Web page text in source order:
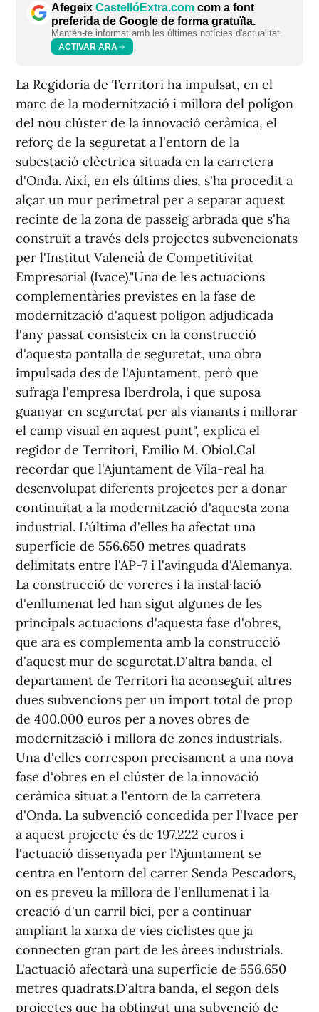
Afegeix CastellóExtra.com com a font
preferida de Google de forma gratuïta.
Mantén-te informat amb les últimes notícies d'actualitat.
ACTIVAR ARA
La Regidoria de Territori ha impulsat, en el
marc de la modernització i millora del polígon
del nou clúster de la innovació ceràmica, el
reforç de la seguretat a l'entorn de la
subestació elèctrica situada en la carretera
d'Onda. Així, en els últims dies, s'ha procedit a
alçar un mur perimetral per a separar aquest
recinte de la zona de passeig arbrada que s'ha
construït a través dels projectes subvencionats
per l'Institut Valencià de Competitivitat
Empresarial (Ivace)."Una de les actuacions
complementàries previstes en la fase de
modernització d'aquest polígon adjudicada
l'any passat consisteix en la construcció
d'aquesta pantalla de seguretat, una obra
impulsada des de l'Ajuntament, però que
sufraga l'empresa Iberdrola, i que suposa
guanyar en seguretat per als vianants i millorar
el camp visual en aquest punt", explica el
regidor de Territori, Emilio M. Obiol.Cal
recordar que l'Ajuntament de Vila-real ha
desenvolupat diferents projectes per a donar
continuïtat a la modernització d'aquesta zona
industrial. L'última d'elles ha afectat una
superfície de 556.650 metres quadrats
delimitats entre l'AP-7 i l'avinguda d'Alemanya.
La construcció de voreres i la instal·lació
d'enllumenat led han sigut algunes de les
principals actuacions d'aquesta fase d'obres,
que ara es complementa amb la construcció
d'aquest mur de seguretat.D'altra banda, el
departament de Territori ha aconseguit altres
dues subvencions per un import total de prop
de 400.000 euros per a noves obres de
modernització i millora de zones industrials.
Una d'elles correspon precisament a una nova
fase d'obres en el clúster de la innovació
ceràmica situat a l'entorn de la carretera
d'Onda. La subvenció concedida per l'Ivace per
a aquest projecte és de 197.222 euros i
l'actuació dissenyada per l'Ajuntament se
centra en l'entorn del carrer Senda Pescadors,
on es preveu la millora de l'enllumenat i la
creació d'un carril bici, per a continuar
ampliant la xarxa de vies ciclistes que ja
connecten gran part de les àrees industrials.
L'actuació afectarà una superfície de 556.650
metres quadrats.D'altra banda, el segon dels
projectes que ha obtingut una subvenció de